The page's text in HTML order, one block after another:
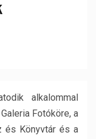
alkalommal
Fotóköre, a
és Könyvtár és a